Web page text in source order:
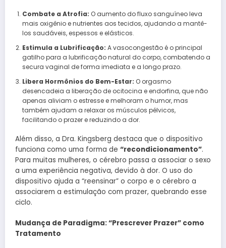
Combate a Atrofia: O aumento do fluxo sanguíneo leva
mais oxigênio e nutrientes aos tecidos, ajudando a mantê-
los saudáveis, espessos e elásticos.
Estimula a Lubrificação: A vasocongestão é o principal
gatilho para a lubrificação natural do corpo, combatendo a
secura vaginal de forma imediata e a longo prazo.
Libera Hormônios do Bem-Estar: O orgasmo
desencadeia a liberação de ocitocina e endorfina, que não
apenas aliviam o estresse e melhoram o humor, mas
também ajudam a relaxar os músculos pélvicos,
facilitando o prazer e reduzindo a dor.
Além disso, a Dra. Kingsberg destaca que o dispositivo
funciona como uma forma de “recondicionamento”.
Para muitas mulheres, o cérebro passa a associar o sexo
a uma experiência negativa, devido à dor. O uso do
dispositivo ajuda a “reensinar” o corpo e o cérebro a
associarem a estimulação com prazer, quebrando esse
ciclo.
Mudança de Paradigma: “Prescrever Prazer” como
Tratamento